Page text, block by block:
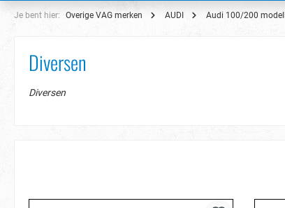
Je bent hier: Overige VAG merken AUDI Audi 100/200
Diversen
Diversen